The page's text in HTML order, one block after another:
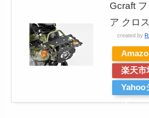
Gcraft
ア クロ
created by
楽天市
Yahoo
グ